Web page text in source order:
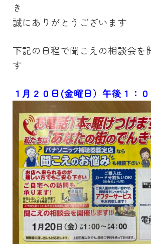
き
誠にありがとうございます
下記の日程で聞こえの相談会を
す
１月２０日(金曜日）午後１：